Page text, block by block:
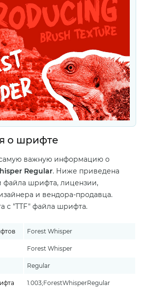
о шрифте
важную информацию о
Regular. Ниже приведена
файла шрифта, лицензии,
и вендора-продавца.
с "TTF" файла шрифта.
Forest Whisper
Forest Whisper
Regular
1.003;ForestWhisperRegular